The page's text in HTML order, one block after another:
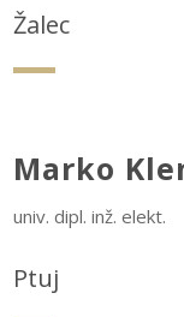
Žalec
Marko
univ. dipl. inž. elekt.
Ptuj